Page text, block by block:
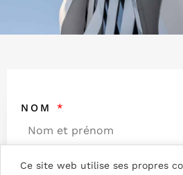
Ce site web utilise ses propres
NOM *
ENTREPRISE